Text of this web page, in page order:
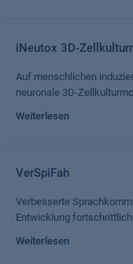
iNeutox 3D-
Auf menschlichen
neuronale 3D-
Weiterlesen
VerSpiFah
Verbesserte
Entwicklung
Weiterlesen